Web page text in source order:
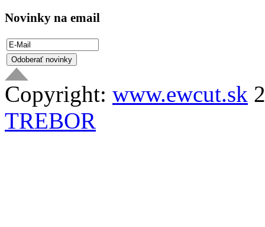
Novinky na email
Copyright: www.ewcut.sk
TREBOR